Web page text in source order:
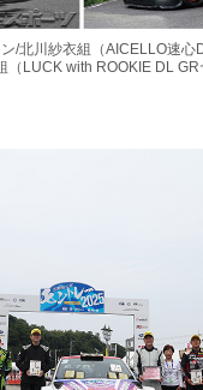
/北川紗衣組（AICELLO速心
LUCK with ROOKIE DL GR